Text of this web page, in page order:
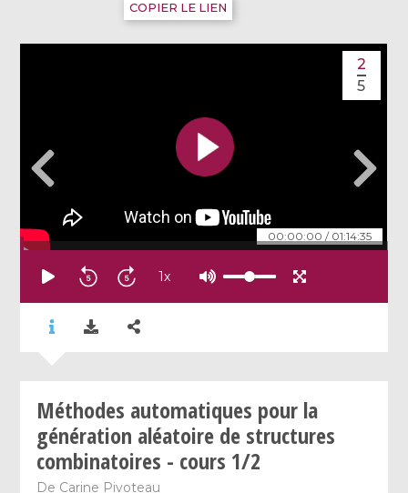
COPIER LE LIEN
00:00:00 / 01:14:35
2
5
1x
Méthodes automatiques pour la
génération aléatoire de structures
combinatoires - cours 1/2
De Carine Pivoteau